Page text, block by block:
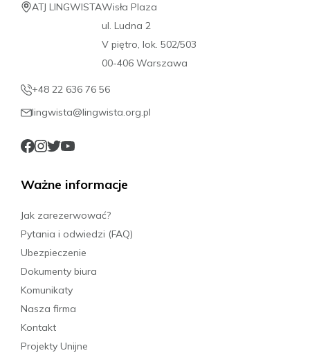
ATJ LINGWISTAWisła Plaza
ul. Ludna 2
V piętro, lok. 502/503
00-406 Warszawa
+48 22 636 76 56
lingwista@lingwista.org.pl
Ważne informacje
Jak zarezerwować?
Pytania i odwiedzi (FAQ)
Ubezpieczenie
Dokumenty biura
Komunikaty
Nasza firma
Kontakt
Projekty Unijne